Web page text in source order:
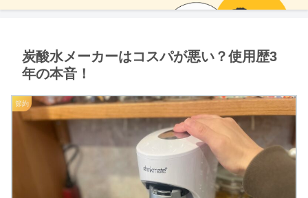
炭酸水メーカーはコスパが悪い？使用歴3
年の本音！
節約